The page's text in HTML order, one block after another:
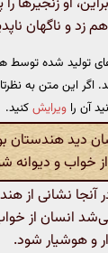
زد و ناگهان
تولید شده
اگر این متن به
آن را ویرایشکنید.
دید هندستان
خواب و دیوانه
نشانی از
انسان از
و هوشیار شود.